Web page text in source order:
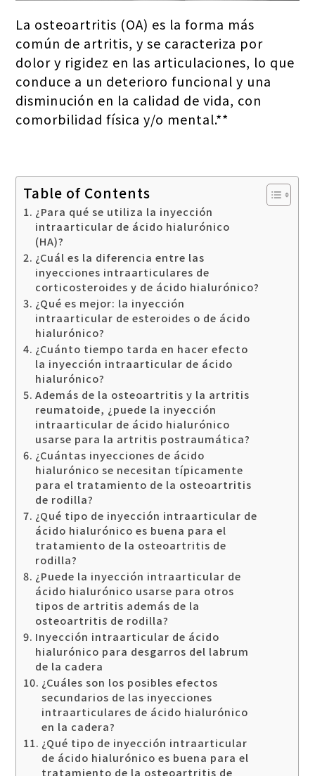
La osteoartritis (OA) es la forma más
común de artritis, y se caracteriza por
dolor y rigidez en las articulaciones, lo que
conduce a un deterioro funcional y una
disminución en la calidad de vida, con
comorbilidad física y/o mental.**
Table of Contents
¿Para qué se utiliza la inyección
intraarticular de ácido hialurónico
(HA)?
¿Cuál es la diferencia entre las
inyecciones intraarticulares de
corticosteroides y de ácido hialurónico?
¿Qué es mejor: la inyección
intraarticular de esteroides o de ácido
hialurónico?
¿Cuánto tiempo tarda en hacer efecto
la inyección intraarticular de ácido
hialurónico?
Además de la osteoartritis y la artritis
reumatoide, ¿puede la inyección
intraarticular de ácido hialurónico
usarse para la artritis postraumática?
¿Cuántas inyecciones de ácido
hialurónico se necesitan típicamente
para el tratamiento de la osteoartritis
de rodilla?
¿Qué tipo de inyección intraarticular de
ácido hialurónico es buena para el
tratamiento de la osteoartritis de
rodilla?
¿Puede la inyección intraarticular de
ácido hialurónico usarse para otros
tipos de artritis además de la
osteoartritis de rodilla?
Inyección intraarticular de ácido
hialurónico para desgarros del labrum
de la cadera
¿Cuáles son los posibles efectos
secundarios de las inyecciones
intraarticulares de ácido hialurónico
en la cadera?
¿Qué tipo de inyección intraarticular
de ácido hialurónico es buena para el
tratamiento de la osteoartritis de